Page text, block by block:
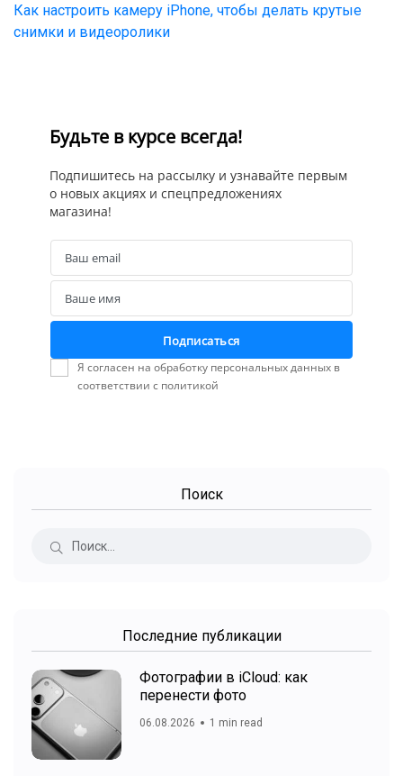
Как настроить камеру iPhone, чтобы делать крутые
снимки и видеоролики
Будьте в курсе всегда!
Подпишитесь на рассылку и узнавайте первым
о новых акциях и спецпредложениях
магазина!
Ваш email
Ваше имя
Подписаться
Я согласен на обработку персональных данных в
соответствии с политикой
Поиск
Последние публикации
Фотографии в iCloud: как
перенести фото
06.08.2026 1 min read